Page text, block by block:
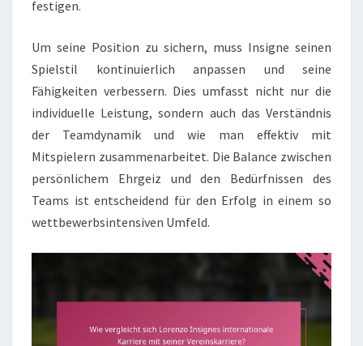
festigen.
Um seine Position zu sichern, muss Insigne seinen
Spielstil kontinuierlich anpassen und seine
Fähigkeiten verbessern. Dies umfasst nicht nur die
individuelle Leistung, sondern auch das Verständnis
der Teamdynamik und wie man effektiv mit
Mitspielern zusammenarbeitet. Die Balance zwischen
persönlichem Ehrgeiz und den Bedürfnissen des
Teams ist entscheidend für den Erfolg in einem so
wettbewerbsintensiven Umfeld.